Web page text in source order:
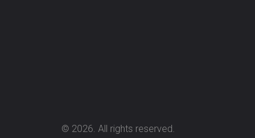
© 2026. All rights reserved.